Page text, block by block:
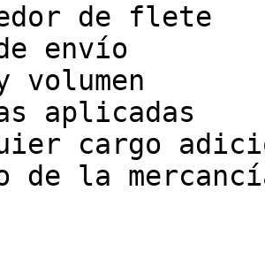
de flete
envío
volumen
aplicadas
cargo
de la